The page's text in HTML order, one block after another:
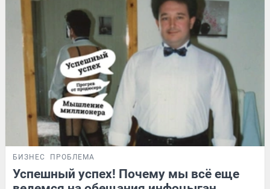
БИЗНЕС ПРОБЛЕМА
Успешный успех! Почему мы всё еще